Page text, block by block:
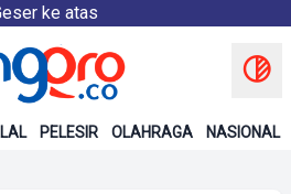
ke atas
PELESIR OLAHRAGA NASIONAL